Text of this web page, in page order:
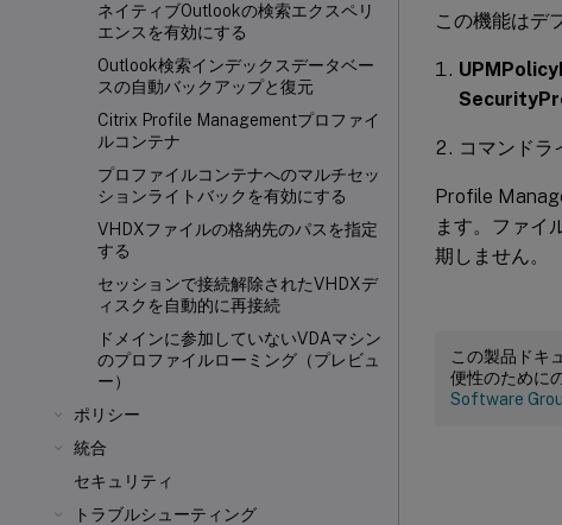
ネイティブOutlookの検索エクスペリ
エンスを有効にする
Outlook検索インデックスデータベー
スの自動バックアップと復元
Citrix Profile Managementプロファイ
ルコンテナ
プロファイルコンテナへのマルチセッ
ションライトバックを有効にする
VHDXファイルの格納先のパスを指定
する
セッションで接続解除されたVHDXデ
ィスクを自動的に再接続
ドメインに参加していないVDAマシン
のプロファイルローミング（プレビュ
ー）
ポリシー
統合
セキュリティ
トラブルシューティング
この機能はデ
コマンドラ
Profile
ます。ファイ
期しません。
この製品ドキ
便性のために
Software